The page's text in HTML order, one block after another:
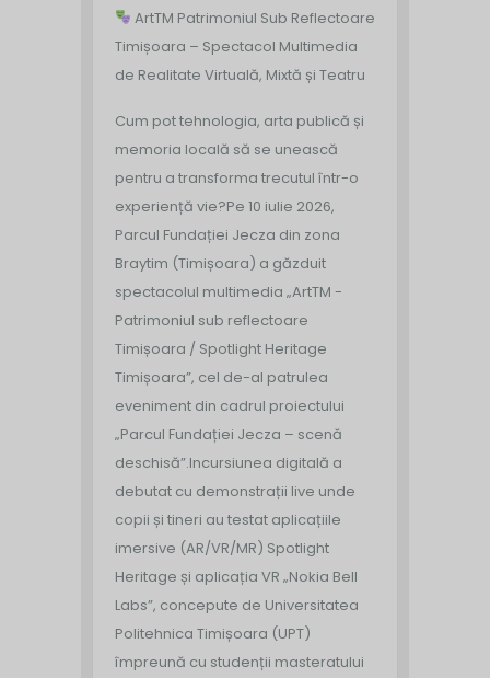
ArtTM Patrimoniul Sub Reflectoare
Timișoara – Spectacol Multimedia
de Realitate Virtuală, Mixtă și Teatru
Cum pot tehnologia, arta publică și
memoria locală să se unească
pentru a transforma trecutul într-o
experiență vie?Pe 10 iulie 2026,
Parcul Fundației Jecza din zona
Braytim (Timișoara) a găzduit
spectacolul multimedia „ArtTM -
Patrimoniul sub reflectoare
Timișoara / Spotlight Heritage
Timișoara”, cel de-al patrulea
eveniment din cadrul proiectului
„Parcul Fundației Jecza – scenă
deschisă”.Incursiunea digitală a
debutat cu demonstrații live unde
copii și tineri au testat aplicațiile
imersive (AR/VR/MR) Spotlight
Heritage și aplicația VR „Nokia Bell
Labs”, concepute de Universitatea
Politehnica Timișoara (UPT)
împreună cu studenții masteratului